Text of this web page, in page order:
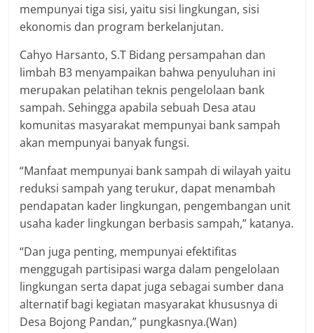
mempunyai tiga sisi, yaitu sisi lingkungan, sisi
ekonomis dan program berkelanjutan.
Cahyo Harsanto, S.T Bidang persampahan dan
limbah B3 menyampaikan bahwa penyuluhan ini
merupakan pelatihan teknis pengelolaan bank
sampah. Sehingga apabila sebuah Desa atau
komunitas masyarakat mempunyai bank sampah
akan mempunyai banyak fungsi.
“Manfaat mempunyai bank sampah di wilayah yaitu
reduksi sampah yang terukur, dapat menambah
pendapatan kader lingkungan, pengembangan unit
usaha kader lingkungan berbasis sampah,” katanya.
“Dan juga penting, mempunyai efektifitas
menggugah partisipasi warga dalam pengelolaan
lingkungan serta dapat juga sebagai sumber dana
alternatif bagi kegiatan masyarakat khususnya di
Desa Bojong Pandan,” pungkasnya.(Wan)